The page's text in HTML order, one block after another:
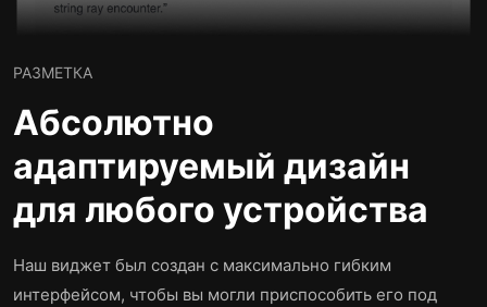
РАЗМЕТКА
Абсолютно
адаптируемый дизайн
для любого устройства
Наш виджет был создан с максимально гибким
интерфейсом, чтобы вы могли приспособить его под